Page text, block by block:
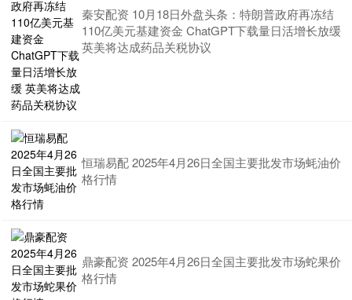
秦安配资 10月18日外盘头条：特朗普政府再冻结
110亿美元基建资金 ChatGPT下载量日活增长放缓
英美将达成药品关税协议
恒瑞易配 2025年4月26日全国主要批发市场蚝油价
格行情
鼎豪配资 2025年4月26日全国主要批发市场蛇果价
格行情